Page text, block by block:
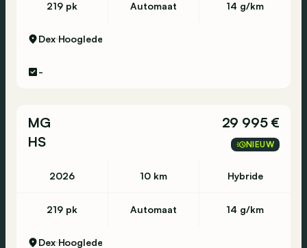
219 pk Automaat 14 g/km
Dex Hooglede
-
MG
HS
29 995 €
NIEUW
2026 10 km Hybride
219 pk Automaat 14 g/km
Dex Hooglede